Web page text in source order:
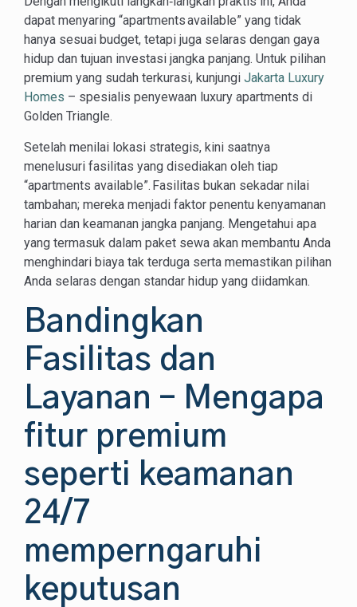
dapat menyaring “apartments available” yang tidak
hanya sesuai budget, tetapi juga selaras dengan gaya
hidup dan tujuan investasi jangka panjang. Untuk pilihan
premium yang sudah terkurasi, kunjungi Jakarta Luxury
Homes – spesialis penyewaan luxury apartments di
Golden Triangle.
Setelah menilai lokasi strategis, kini saatnya
menelusuri fasilitas yang disediakan oleh tiap
“apartments available”. Fasilitas bukan sekadar nilai
tambahan; mereka menjadi faktor penentu kenyamanan
harian dan keamanan jangka panjang. Mengetahui apa
yang termasuk dalam paket sewa akan membantu Anda
menghindari biaya tak terduga serta memastikan pilihan
Anda selaras dengan standar hidup yang diidamkan.
Bandingkan
Fasilitas dan
Layanan – Mengapa
fitur premium
seperti keamanan
24/7
memperngaruhi
keputusan